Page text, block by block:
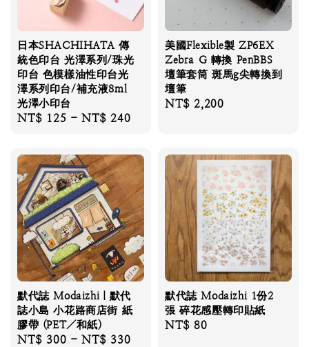
日本SHACHIHATA 傳
統色印台 光澤系列/珠光
印台 色模樣油性印台光
澤系列印台/補充液8ml
光澤小印台
Regular
NT$ 125 -NT$ 240
美國Flexible製 ZP6EX
Zebra G 轉換 PenBBS
壇筆套筒 斑馬g尖轉換到
壇筆
Regular
NT$ 2,200
默代誌 Modaizhi｜默代
誌小島 小花路商店街 紙
膠帶 (PET／和紙)
Regular
NT$ 300 -NT$ 330
默代誌 Modaizhi 1份2
張 碎花感壓轉印貼紙
Regular
NT$ 80